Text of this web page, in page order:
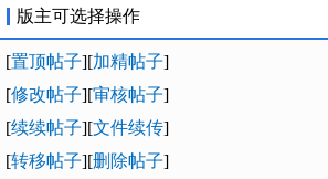
版主可选择操作
[置顶帖子][加精帖子]
[修改帖子][审核帖子]
[续续帖子][文件续传]
[转移帖子][删除帖子]